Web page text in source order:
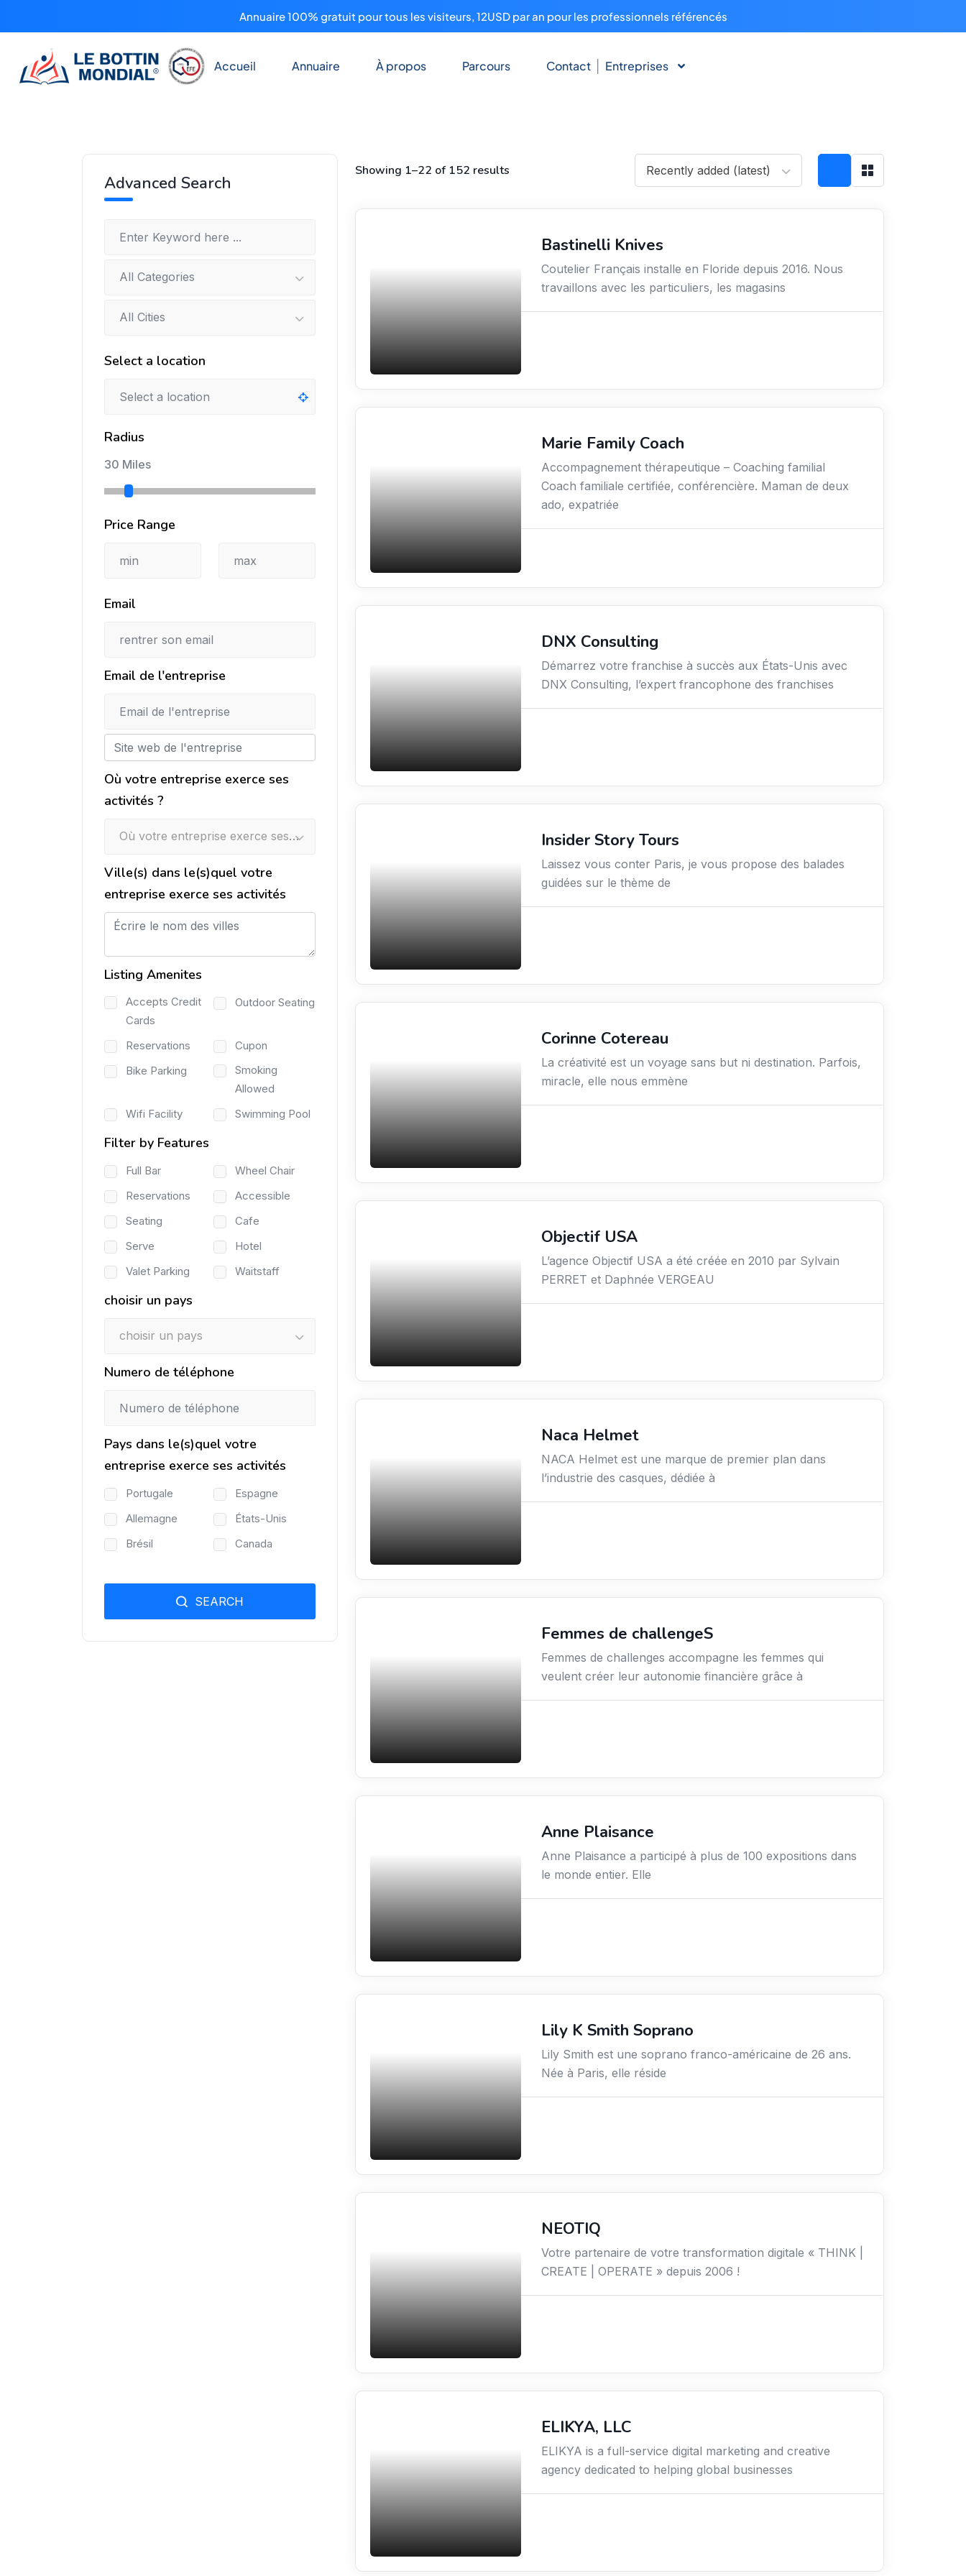
Annuaire 100% gratuit pour tous les visiteurs, 12USD par an pour les professionnels référencés
Accueil Annuaire À propos Parcours Contact Entreprises
Showing 1–22 of 152 results Recently added (latest)
Bastinelli Knives
Coutelier Français installe en Floride depuis 2016. Nous
travaillons avec les particuliers, les magasins
Marie Family Coach
Accompagnement thérapeutique – Coaching familial
Coach familiale certifiée, conférencière. Maman de deux
ado, expatriée
DNX Consulting
Démarrez votre franchise à succès aux États-Unis avec
DNX Consulting, l’expert francophone des franchises
Insider Story Tours
Laissez vous conter Paris, je vous propose des balades
guidées sur le thème de
Corinne Cotereau
La créativité est un voyage sans but ni destination. Parfois,
miracle, elle nous emmène
Objectif USA
L’agence Objectif USA a été créée en 2010 par Sylvain
PERRET et Daphnée VERGEAU
Naca Helmet
NACA Helmet est une marque de premier plan dans
l’industrie des casques, dédiée à
Femmes de challengeS
Femmes de challenges accompagne les femmes qui
veulent créer leur autonomie financière grâce à
Anne Plaisance
Anne Plaisance a participé à plus de 100 expositions dans
le monde entier. Elle
Lily K Smith Soprano
Lily Smith est une soprano franco-américaine de 26 ans.
Née à Paris, elle réside
NEOTIQ
Votre partenaire de votre transformation digitale « THINK |
CREATE | OPERATE » depuis 2006 !
ELIKYA, LLC
ELIKYA is a full-service digital marketing and creative
agency dedicated to helping global businesses
Advanced Search
All Categories
All Cities
Select a location
Radius
30 Miles
Price Range
Email
Email de l'entreprise
Où votre entreprise exerce ses
activités ?
Où votre entreprise exerce ses activités ?
Ville(s) dans le(s)quel votre
entreprise exerce ses activités
Listing Amenites
Accepts Credit
Cards
Outdoor Seating
Reservations
Cupon
Bike Parking
Smoking
Allowed
Wifi Facility
Swimming Pool
Filter by Features
Full Bar
Wheel Chair
Reservations
Accessible
Seating
Cafe
Serve
Hotel
Valet Parking
Waitstaff
choisir un pays
choisir un pays
Numero de téléphone
Pays dans le(s)quel votre
entreprise exerce ses activités
Portugale
Espagne
Allemagne
États-Unis
Brésil
Canada
SEARCH